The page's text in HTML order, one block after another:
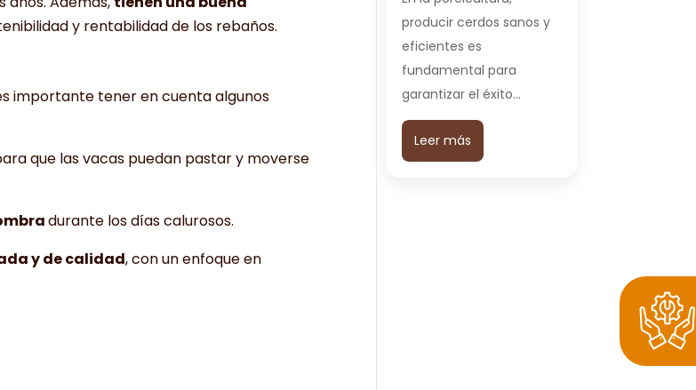
y rentabilidad de los rebaños.
importante tener en cuenta algunos
que las vacas puedan pastar y moverse
durante los días calurosos.
y de calidad, con un enfoque en
producir cerdos sanos y
eficientes es
fundamental para
garantizar el éxito…
Leer más